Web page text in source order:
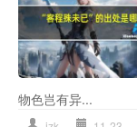
物色岂有异...